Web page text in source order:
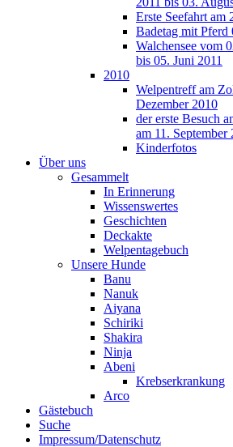
Erste Seefahrt am
Badetag mit Pferd
Walchensee vom
bis 05. Juni 2011
2010
Welpentreff am
Dezember 2010
der erste Besuch
am 11. September
Kinderfotos
Über uns
Gesammelt
In Erinnerung
Wissenswertes
Geschichten
Deckakte
Welpentagebuch
Unsere Hunde
Banu
Nanuk
Aiyana
Schiriki
Shakira
Ninja
Abeni
Krebserkrankung
Arco
Gästebuch
Suche
Impressum/Datenschutz